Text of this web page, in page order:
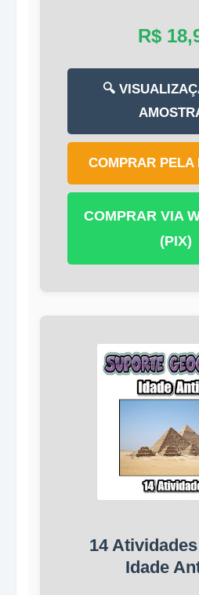
R$
🔍
COMPRAR PELA
COMPRAR VIA
(PIX)
14
Idade